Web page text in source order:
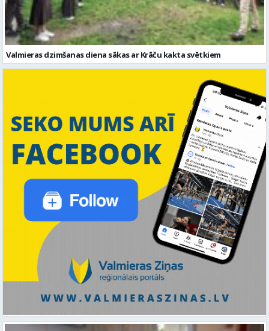
Valmieras dzimšanas diena sākas ar Krāču kakta svētkiem